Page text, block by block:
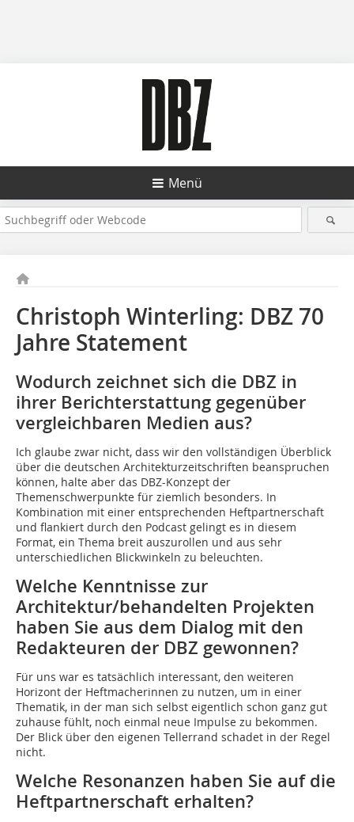
Menü
Christoph Winterling: DBZ 70
Jahre Statement
Wodurch zeichnet sich die DBZ in
ihrer Berichterstattung gegenüber
vergleichbaren Medien aus?
Ich glaube zwar nicht, dass wir den vollständigen Überblick
über die deutschen Architekturzeitschriften beanspruchen
können, halte aber das DBZ-Konzept der
Themenschwerpunkte für ziemlich besonders. In
Kombination mit einer entsprechenden Heftpartnerschaft
und flankiert durch den Podcast gelingt es in diesem
Format, ein Thema breit auszurollen und aus sehr
unterschiedlichen Blickwinkeln zu beleuchten.
Welche Kenntnisse zur
Architektur/behandelten Projekten
haben Sie aus dem Dialog mit den
Redakteuren der DBZ gewonnen?
Für uns war es tatsächlich interessant, den weiteren
Horizont der Heftmacherinnen zu nutzen, um in einer
Thematik, in der man sich selbst eigentlich schon ganz gut
zuhause fühlt, noch einmal neue Impulse zu bekommen.
Der Blick über den eigenen Tellerrand schadet in der Regel
nicht.
Welche Resonanzen haben Sie auf die
Heftpartnerschaft erhalten?